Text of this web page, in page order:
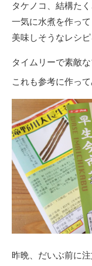
タケノコ、結構たく
一気に水煮を作って
美味しそうなレシ
タイムリーで素敵
これも参考に作って
昨晩、だいぶ前に